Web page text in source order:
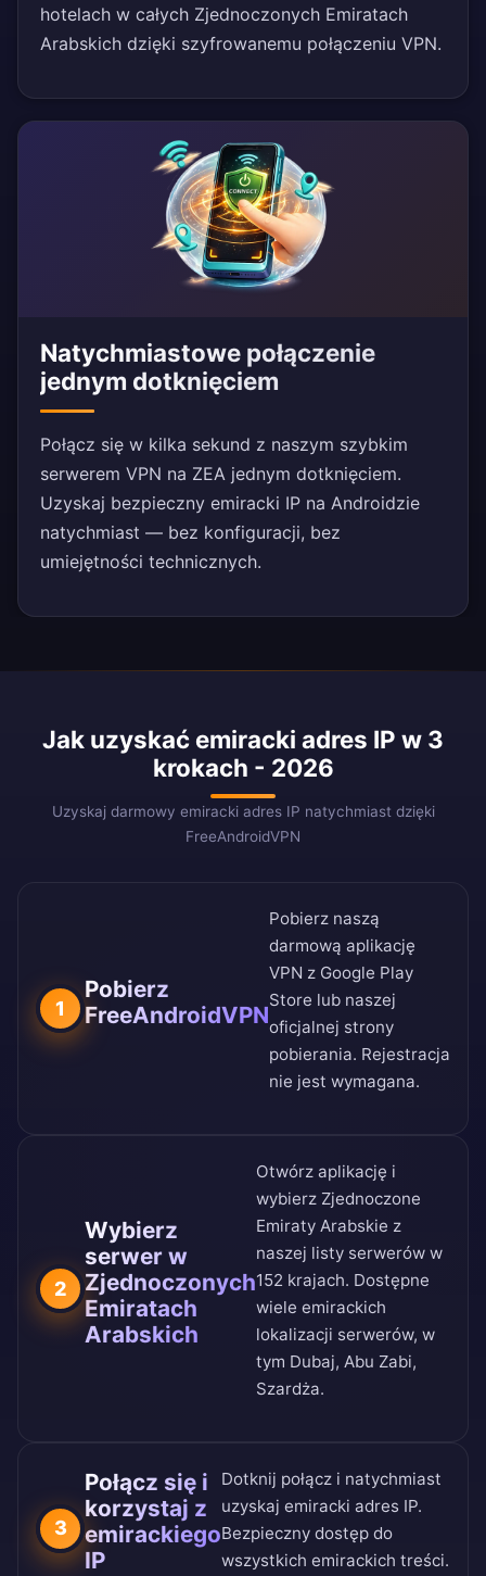
hotelach w całych Zjednoczonych Emiratach
Arabskich dzięki szyfrowanemu połączeniu VPN.
Natychmiastowe połączenie
jednym dotknięciem
Połącz się w kilka sekund z naszym szybkim
serwerem VPN na ZEA jednym dotknięciem.
Uzyskaj bezpieczny emiracki IP na Androidzie
natychmiast — bez konfiguracji, bez
umiejętności technicznych.
Jak uzyskać emiracki adres IP w 3
krokach - 2026
Uzyskaj darmowy emiracki adres IP natychmiast dzięki
FreeAndroidVPN
1
Pobierz
FreeAndroidVPN
Pobierz naszą
darmową aplikację
VPN z Google Play
Store lub naszej
oficjalnej strony
pobierania. Rejestracja
nie jest wymagana.
2
Wybierz
serwer w
Zjednoczonych
Emiratach
Arabskich
Otwórz aplikację i
wybierz Zjednoczone
Emiraty Arabskie z
naszej listy serwerów w
152 krajach. Dostępne
wiele emirackich
lokalizacji serwerów, w
tym Dubaj, Abu Zabi,
Szardża.
3
Połącz się i
korzystaj z
emirackiego
IP
Dotknij połącz i natychmiast
uzyskaj emiracki adres IP.
Bezpieczny dostęp do
wszystkich emirackich treści.